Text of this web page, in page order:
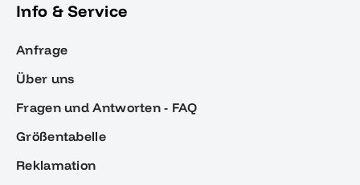
Info & Service
Anfrage
Über uns
Fragen und Antworten - FAQ
Größentabelle
Reklamation